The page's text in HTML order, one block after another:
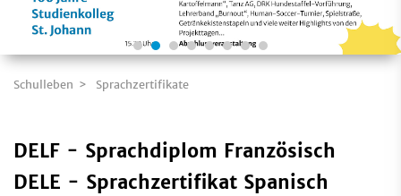
Schulleben Sprachzertifikate
DELF - Sprachdiplom Französisch
DELE - Sprachzertifikat Spanisch